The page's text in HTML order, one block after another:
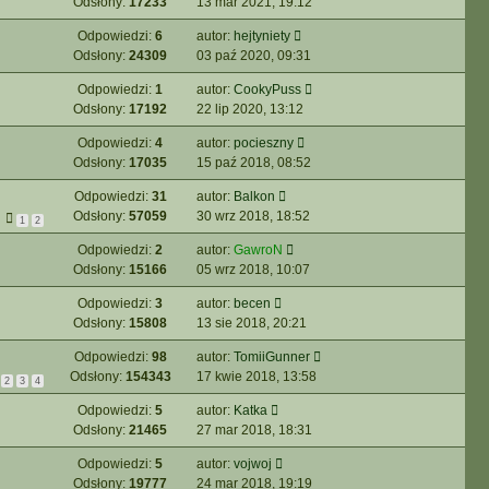
Odpowiedzi: 6
Odsłony: 24309
autor: hejtyniety
03 paź 2020, 09:31
Odpowiedzi: 1
Odsłony: 17192
autor: CookyPuss
22 lip 2020, 13:12
Odpowiedzi: 4
Odsłony: 17035
autor: pocieszny
15 paź 2018, 08:52
1 2
Odpowiedzi: 31
Odsłony: 57059
autor: Balkon
30 wrz 2018, 18:52
Odpowiedzi: 2
Odsłony: 15166
autor: GawroN
05 wrz 2018, 10:07
Odpowiedzi: 3
Odsłony: 15808
autor: becen
13 sie 2018, 20:21
2 3 4
Odpowiedzi: 98
Odsłony: 154343
autor: TomiiGunner
17 kwie 2018, 13:58
Odpowiedzi: 5
Odsłony: 21465
autor: Katka
27 mar 2018, 18:31
Odpowiedzi: 5
Odsłony: 19777
autor: vojwoj
24 mar 2018, 19:19